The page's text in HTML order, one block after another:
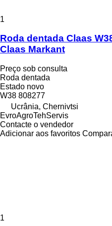
1
Roda dentada Claas
Claas Markant
Preço sob consulta
Roda dentada
Estado novo
W38 808277
Ucrânia, Chernivtsi
EvroAgroTehServis
Contacte o vendedor
Adicionar aos favoritos
1